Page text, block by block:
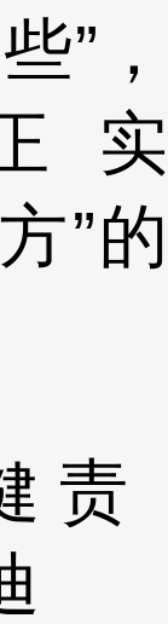
”，
实
”的
责